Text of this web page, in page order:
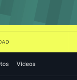
Videos